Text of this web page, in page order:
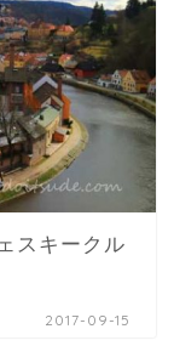
スキークル
2017-09-15